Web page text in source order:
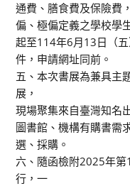
通費、膳食費及保險費
偏、極偏定義之學校學
起至114年6月13日（
件，申請網址同前。
五、本次書展為兼具主
展，
現場聚集來自臺灣知名
圖書館、機構有購書需
選、採購。
六、隨函檢附2025年
行，一